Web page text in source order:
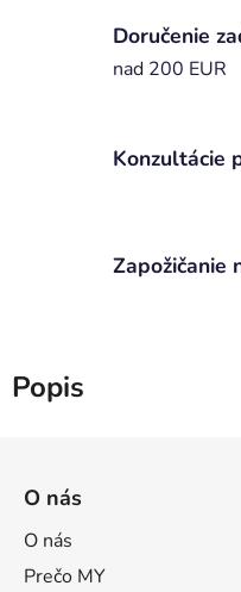
Doručenie
nad 200 EUR
Konzultácie
Zapožičanie
Popis
O nás
O nás
Prečo MY